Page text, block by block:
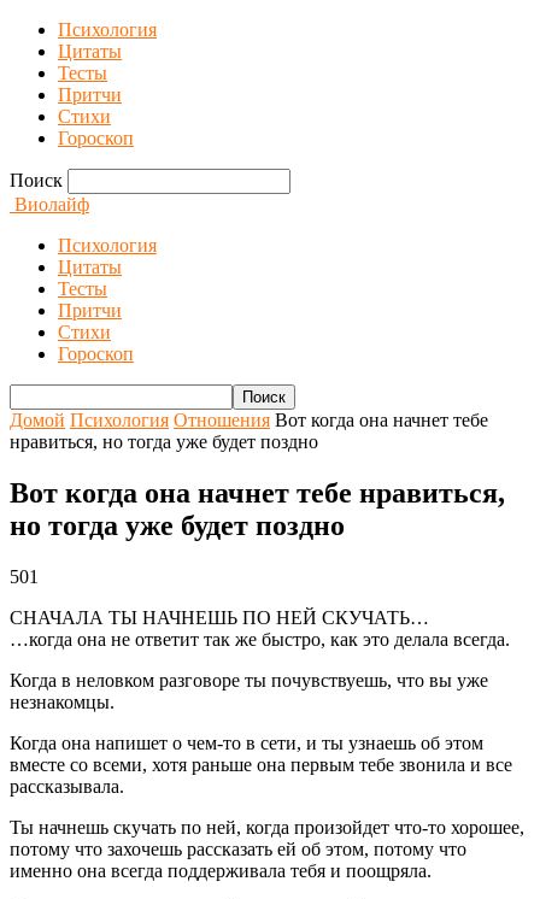
Психология
Цитаты
Тесты
Притчи
Стихи
Гороскоп
Поиск
Виолайф
Психология
Цитаты
Тесты
Притчи
Стихи
Гороскоп
Домой Психология Отношения Вот когда она начнет тебе
нравиться, но тогда уже будет поздно
Вот когда она начнет тебе нравиться,
но тогда уже будет поздно
501
СНАЧАЛА ТЫ НАЧНЕШЬ ПО НЕЙ СКУЧАТЬ…
…когда она не ответит так же быстро, как это делала всегда.
Когда в неловком разговоре ты почувствуешь, что вы уже
незнакомцы.
Когда она напишет о чем-то в сети, и ты узнаешь об этом
вместе со всеми, хотя раньше она первым тебе звонила и все
рассказывала.
Ты начнешь скучать по ней, когда произойдет что-то хорошее,
потому что захочешь рассказать ей об этом, потому что
именно она всегда поддерживала тебя и поощряла.